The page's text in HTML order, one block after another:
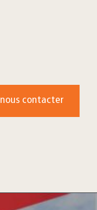
nous contacter